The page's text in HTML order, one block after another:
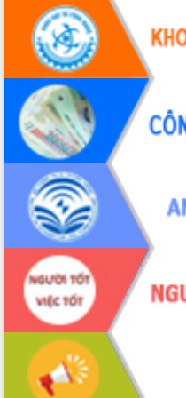
UBND tỉnh họp báo định kỳ tháng 4
năm 2026
Hội thảo khoa học “Giải pháp thúc đẩy
phát triển nền kinh tế xanh tại tỉnh
Đắk Lắk”
Tăng cường giám sát, đôn đốc thực
hiện nhiệm vụ quản lý tài sản công
hàng tuần
Tháo gỡ những vướng mắc, đẩy mạnh
công tác cải cách thủ tục hành chính
tại Trung tâm Phục vụ hành chính
công tỉnh
Đắk Lắk: Tôn vinh 46 giải pháp tại Hội
thi Sáng tạo Kỹ thuật 2024 - 2025
Đắk Lắk rà soát, điều chỉnh Đề án 190
về phát triển nuôi trồng thủy sản
Phó Chủ tịch UBND tỉnh Đắk Lắk
Trương Công Thái kiểm tra thực địa
Dự án cao tốc Khánh Hòa - Buôn Ma
Thuột